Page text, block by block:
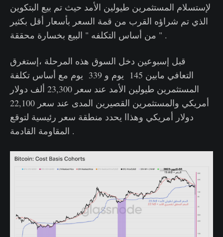
لإستسلام المستثمرين طيولين الأمد حيث تم بيع البتكوين
الذي تم شراؤه القرب من قمة السعر بأسعار أقل بكثير
من أساس التكلفه " البيع بخسارة محققة " .
قبل إسبوعين دخل السوق هذه المرحلة ،إستغرق
التعافي مابين 145 يوم و 339 يوم مع أساس تكلفة
المستثمرين طيولين الأمد عند سعر 23,300 ألف دولار
أمريكي والمستثمرين القصيرين المدى عند سعر 22,100
دولار أمريكي وهذاا يحدد منطقة سعر رئيسية لتوقع
المقاومة القادمة .